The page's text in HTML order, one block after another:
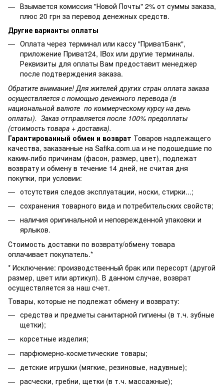
Взымается комиссия "Новой Почты" 2% от суммы заказа,
плюс 20 грн за перевод денежных средств.
Другие варианты оплаты
Оплата через терминал или кассу "ПриватБанк",
приложение Приват24, IBox или другие терминалы.
Реквизиты для оплаты Вам предоставит менеджер
после подтверждения заказа.
Обратите внимание! Для жителей других стран оплата заказа
осуществляется с помощью денежного перевода (в
национальной валюте по коммерческому курсу на день
оплаты). Заказ отправляется после 100% предоплаты
(стоимость товара + доставка).
Гарантированный обмен и возврат Товаров надлежащего
качества, заказанные на Safika.com.ua и не подошедшие по
каким-либо причинам (фасон, размер, цвет), подлежат
возврату и обмену в течение 14 дней, не считая дня
покупки, при условии:
отсутствия следов эксплуатации, носки, стирки...;
сохранения товарного вида и потребительских свойств;
наличия оригинальной и неповрежденной упаковки и
ярлыков.
Стоимость доставки по возврату/обмену товара
оплачивает покупатель.*
* Исключение: производственный брак или пересорт (другой
размер, цвет или артикул). В данном случае, возврат
осуществляется за наш счет.
Товары, которые не подлежат обмену и возврату:
средства и предметы санитарной гигиены (в т.ч. зубные
щетки);
корсетные изделия;
парфюмерно-косметические товары;
детские игрушки (мягкие, резиновые, надувные);
расчески, гребни, щетки (в т.ч. массажные);